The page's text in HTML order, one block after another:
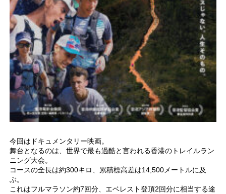
今回はドキュメンタリー映画。
舞台となるのは、世界で最も過酷と言われる香港のトレイルラン
ニング大会。
コースの全長は約300キロ、累積標高差は14,500メートルに及
ぶ。
これはフルマラソン約7回分、エベレスト登頂2回分に相当する途